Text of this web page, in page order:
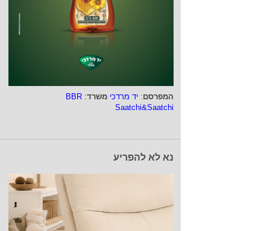
המפרסם: יד מרדכי משרד:
BBR
Saatchi&Saatchi
נא לא להפריע